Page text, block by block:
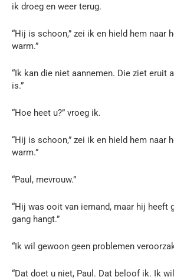
ik droeg en weer terug.
“Hij is schoon,” zei ik en hield hem naar
warm.”
“Ik kan die niet aannemen. Die ziet eruit
is.”
“Hoe heet u?” vroeg ik.
“Hij is schoon,” zei ik en hield hem naar
warm.”
“Paul, mevrouw.”
“Hij was ooit van iemand, maar hij heeft
gang hangt.”
“Ik wil gewoon geen problemen
“Dat doet u niet, Paul. Dat beloof ik. Ik